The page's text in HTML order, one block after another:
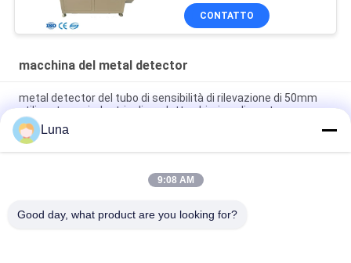
CONTATTO
macchina del metal detector
metal detector del tubo di sensibilità di rilevazione di 50mm
utilizzato per industria di prodotto chimico alimentare
Macchina pesatrice di controllo alimentare online,
trasportatore digitale automatico, controllore di peso
Controllo in linea del trasportatore industriale | Macchina
Luna
9:08 AM
Good day, what product are you looking for?